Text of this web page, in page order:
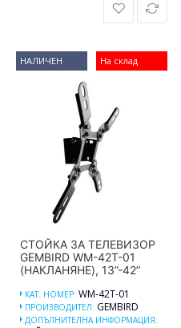
На склад
НАЛИЧЕН
СТОЙКА ЗА ТЕЛЕВИЗОР
GEMBIRD WM-42T-01
(НАКЛАНЯНЕ), 13”-42”
КАТ. НОМЕР: WM-42T-01
ПРОИЗВОДИТЕЛ: GEMBIRD
ДОПЪЛНИТЕЛНА ИНФОРМАЦИЯ: